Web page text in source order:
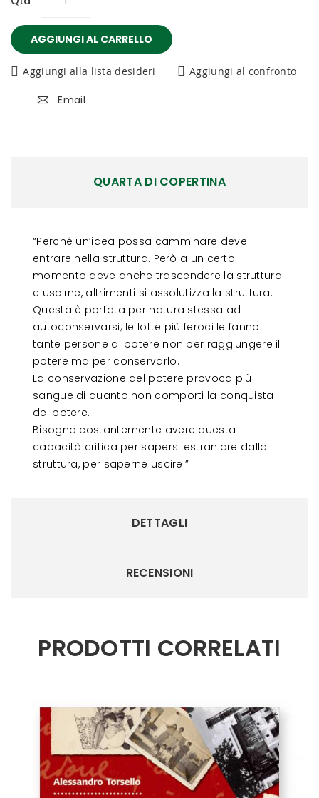
AGGIUNGI AL CARRELLO
Aggiungi alla lista desideri Aggiungi al confronto
Email
QUARTA DI COPERTINA
“Perché un’idea possa camminare deve
entrare nella struttura. Però a un certo
momento deve anche trascendere la struttura
e uscirne, altrimenti si assolutizza la struttura.
Questa è portata per natura stessa ad
autoconservarsi; le lotte più feroci le fanno
tante persone di potere non per raggiungere il
potere ma per conservarlo.
La conservazione del potere provoca più
sangue di quanto non comporti la conquista
del potere.
Bisogna costantemente avere questa
capacità critica per sapersi estraniare dalla
struttura, per saperne uscire.”
DETTAGLI
RECENSIONI
PRODOTTI CORRELATI